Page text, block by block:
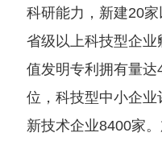
科研能力，新建20
省级以上科技型企
值发明专利拥有量
位，科技型中小企
新技术企业8400家